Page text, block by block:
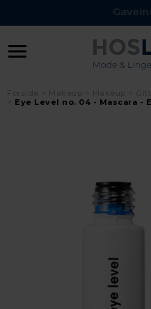
Eye Level no. 04 - Mascara -